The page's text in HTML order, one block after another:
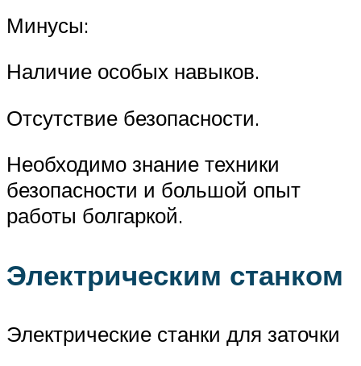
Минусы:
Наличие особых навыков.
Отсутствие безопасности.
Необходимо знание техники
безопасности и большой опыт
работы болгаркой.
Электрическим станком
Электрические станки для заточки